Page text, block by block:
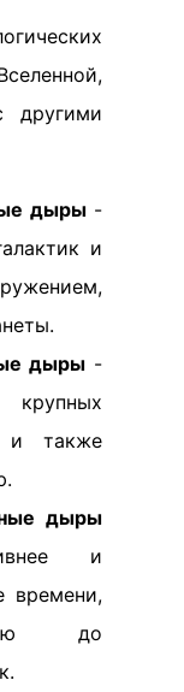
другими
дыры-
и
дыры -
и также
дыры
и
времени,
до